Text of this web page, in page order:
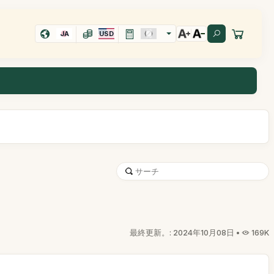
JA USD
最終更新。: 2024年10月08日 • 169K